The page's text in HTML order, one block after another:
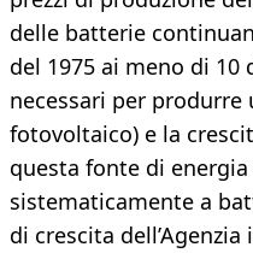
delle batterie
del 1975 ai meno di
necessari per
fotovoltaico) e la
questa fonte di
sistematicamente a
di crescita